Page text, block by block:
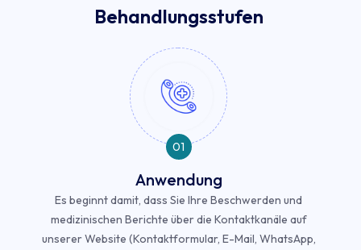
Behandlungsstufen
01
Anwendung
Es beginnt damit, dass Sie Ihre Beschwerden und
medizinischen Berichte über die Kontaktkanäle auf
unserer Website (Kontaktformular, E-Mail, WhatsApp,